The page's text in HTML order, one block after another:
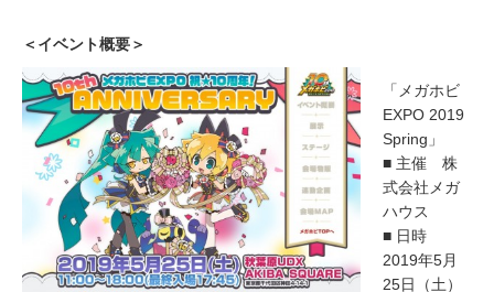
＜イベント概要＞
「メガホビ
EXPO 2019
Spring」
■ 主催 株
式会社メガ
ハウス
■ 日時
2019年5月
25日（土）